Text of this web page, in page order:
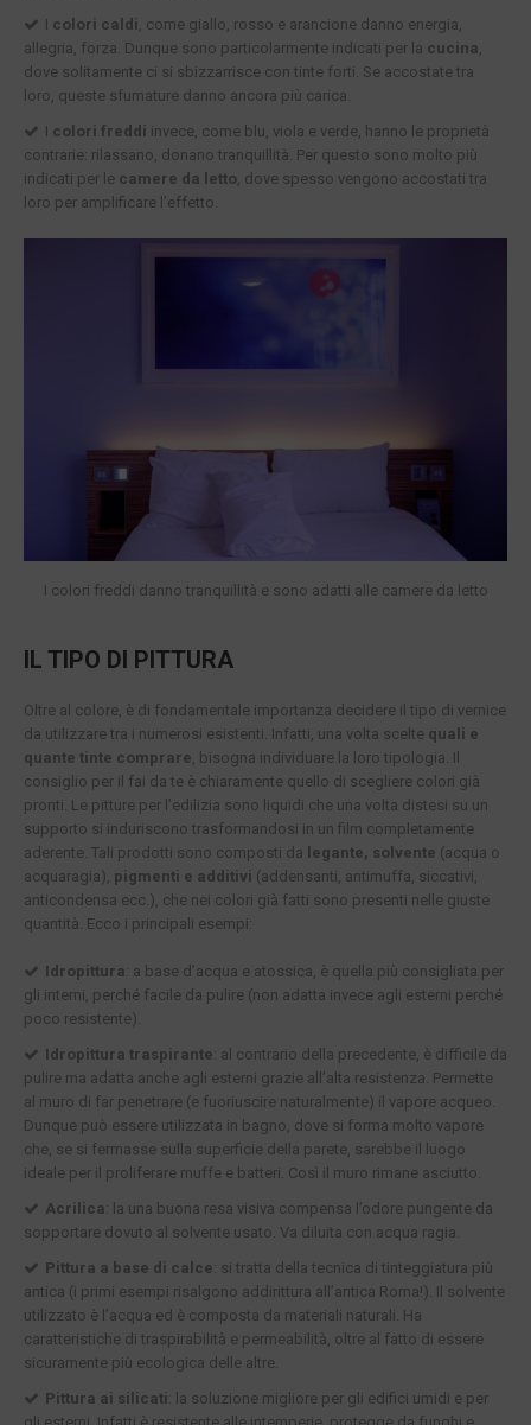
I colori caldi, come giallo, rosso e arancione danno energia,
allegria, forza. Dunque sono particolarmente indicati per la cucina,
dove solitamente ci si sbizzarrisce con tinte forti. Se accostate tra
loro, queste sfumature danno ancora più carica.
I colori freddi invece, come blu, viola e verde, hanno le proprietà
contrarie: rilassano, donano tranquillità. Per questo sono molto più
indicati per le camere da letto, dove spesso vengono accostati tra
loro per amplificare l’effetto.
I colori freddi danno tranquillità e sono adatti alle camere da letto
IL TIPO DI PITTURA
Oltre al colore, è di fondamentale importanza decidere il tipo di vernice
da utilizzare tra i numerosi esistenti. Infatti, una volta scelte quali e
quante tinte comprare, bisogna individuare la loro tipologia. Il
consiglio per il fai da te è chiaramente quello di scegliere colori già
pronti. Le pitture per l’edilizia sono liquidi che una volta distesi su un
supporto si induriscono trasformandosi in un film completamente
aderente. Tali prodotti sono composti da legante, solvente (acqua o
acquaragia), pigmenti e additivi (addensanti, antimuffa, siccativi,
anticondensa ecc.), che nei colori già fatti sono presenti nelle giuste
quantità. Ecco i principali esempi:
Idropittura: a base d’acqua e atossica, è quella più consigliata per
gli interni, perché facile da pulire (non adatta invece agli esterni perché
poco resistente).
Idropittura traspirante: al contrario della precedente, è difficile da
pulire ma adatta anche agli esterni grazie all’alta resistenza. Permette
al muro di far penetrare (e fuoriuscire naturalmente) il vapore acqueo.
Dunque può essere utilizzata in bagno, dove si forma molto vapore
che, se si fermasse sulla superficie della parete, sarebbe il luogo
ideale per il proliferare muffe e batteri. Così il muro rimane asciutto.
Acrilica: la una buona resa visiva compensa l’odore pungente da
sopportare dovuto al solvente usato. Va diluita con acqua ragia.
Pittura a base di calce: si tratta della tecnica di tinteggiatura più
antica (i primi esempi risalgono addirittura all’antica Roma!). Il solvente
utilizzato è l’acqua ed è composta da materiali naturali. Ha
caratteristiche di traspirabilità e permeabilità, oltre al fatto di essere
sicuramente più ecologica delle altre.
Pittura ai silicati: la soluzione migliore per gli edifici umidi e per